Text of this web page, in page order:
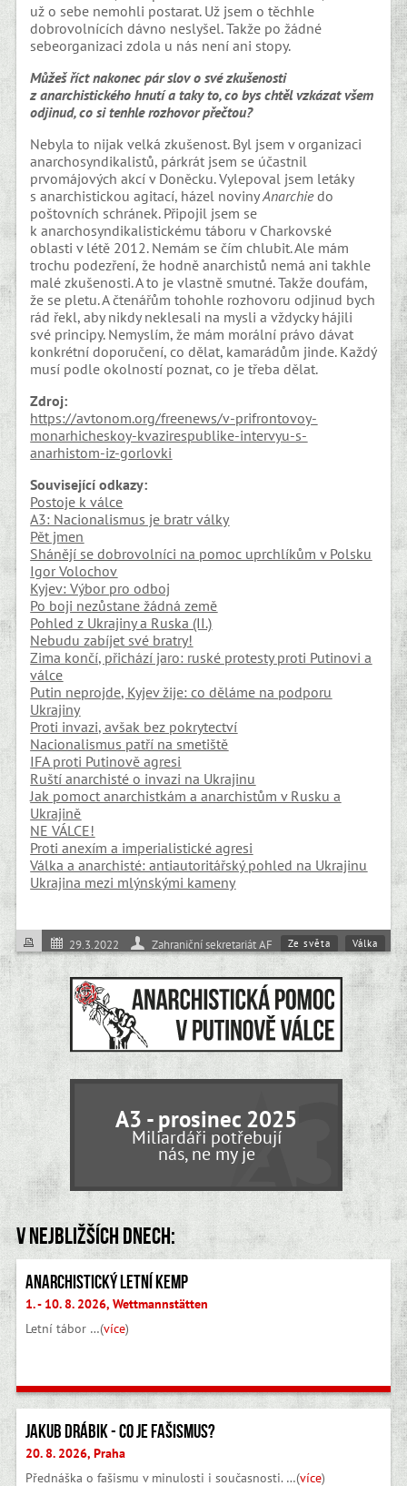
už o sebe nemohli postarat. Už jsem o těchhle
dobrovolnících dávno neslyšel. Takže po žádné
sebeorganizaci zdola u nás není ani stopy.
Můžeš říct nakonec pár slov o své zkušenosti
z anarchistického hnutí a taky to, co bys chtěl vzkázat všem
odjinud, co si tenhle rozhovor přečtou?
Nebyla to nijak velká zkušenost. Byl jsem v organizaci
anarchosyndikalistů, párkrát jsem se účastnil
prvomájových akcí v Doněcku. Vylepoval jsem letáky
s anarchistickou agitací, házel novinyAnarchiedo
poštovních schránek. Připojil jsem se
k anarchosyndikalistickému táboru v Charkovské
oblasti v létě 2012. Nemám se čím chlubit. Ale mám
trochu podezření, že hodně anarchistů nemá ani takhle
malé zkušenosti. A to je vlastně smutné. Takže doufám,
že se pletu. A čtenářům tohohle rozhovoru odjinud bych
rád řekl, aby nikdy neklesali na mysli a vždycky hájili
své principy. Nemyslím, že mám morální právo dávat
konkrétní doporučení, co dělat, kamarádům jinde. Každý
musí podle okolností poznat, co je třeba dělat.
Zdroj:
https://avtonom.org/freenews/v-prifrontovoy-
monarhicheskoy-kvazirespublike-intervyu-s-
anarhistom-iz-gorlovki
Související odkazy:
Postoje k válce
A3: Nacionalismus je bratr války
Pět jmen
Shánějí se dobrovolníci na pomoc uprchlíkům v Polsku
Igor Volochov
Kyjev: Výbor pro odboj
Po boji nezůstane žádná země
Pohled z Ukrajiny a Ruska (II.)
Nebudu zabíjet své bratry!
Zima končí, přichází jaro: ruské protesty proti Putinovi a
válce
Putin neprojde, Kyjev žije: co děláme na podporu
Ukrajiny
Proti invazi, avšak bez pokrytectví
Nacionalismus patří na smetiště
IFA proti Putinově agresi
Ruští anarchisté o invazi na Ukrajinu
Jak pomoct anarchistkám a anarchistům v Rusku a
Ukrajině
NE VÁLCE!
Proti anexím a imperialistické agresi
Válka a anarchisté: antiautoritářský pohled na Ukrajinu
Ukrajina mezi mlýnskými kameny
29.3.2022 Zahraniční sekretariát AF Ze světa Válka
A3 - prosinec 2025
Miliardáři potřebují
nás, ne my je
V nejbližších dnech:
Anarchistický letní kemp
1. - 10. 8. 2026, Wettmannstätten
Letní tábor …(více)
Jakub Drábik - Co je fašismus?
20. 8. 2026, Praha
Přednáška o fašismu v minulosti i současnosti. …(více)